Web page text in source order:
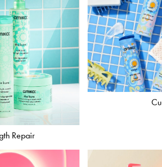
Repair